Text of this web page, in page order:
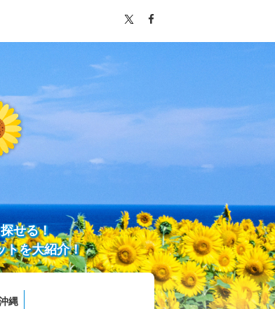
せる！
トを大紹介！
縄